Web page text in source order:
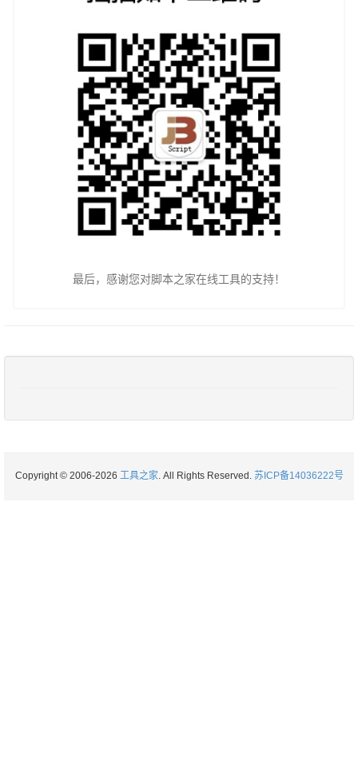
最后，感谢您对脚本之家在线工具的支持！
Copyright © 2006-2026 工具之家. All Rights Reserved. 苏ICP备14036222号